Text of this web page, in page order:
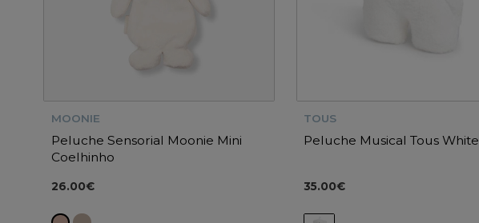
MOONIE
Peluche Sensorial Moonie Mini
Coelhinho
26.00€
TOUS
Peluche Musical Tous White
35.00€